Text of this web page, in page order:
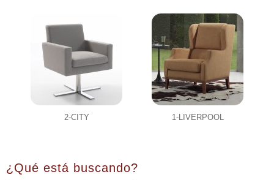
2-CITY 1-LIVERPOOL
¿Qué está buscando?